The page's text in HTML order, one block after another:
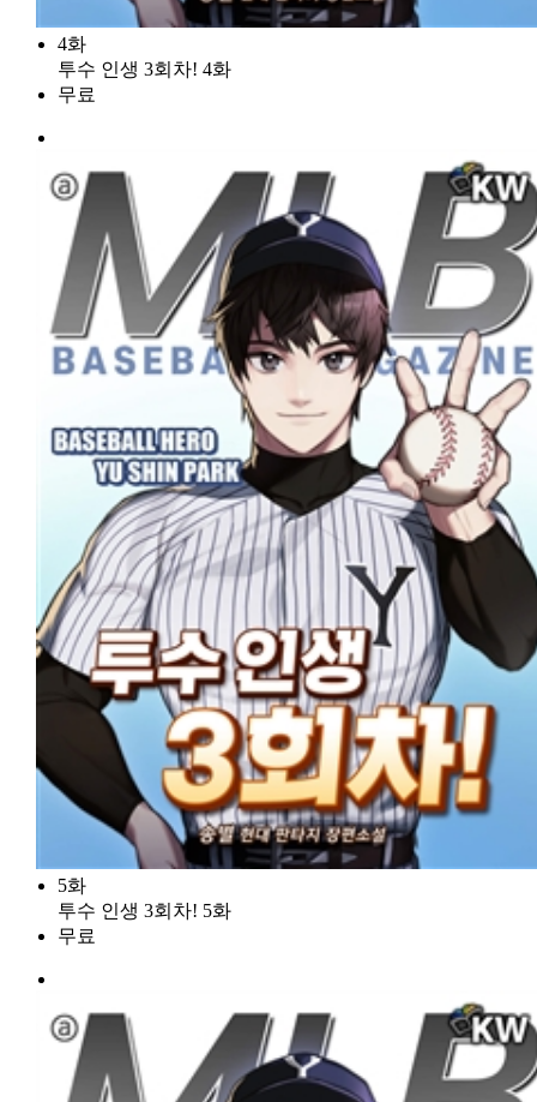
4화
투수 인생 3회차! 4화
무료
5화
투수 인생 3회차! 5화
무료